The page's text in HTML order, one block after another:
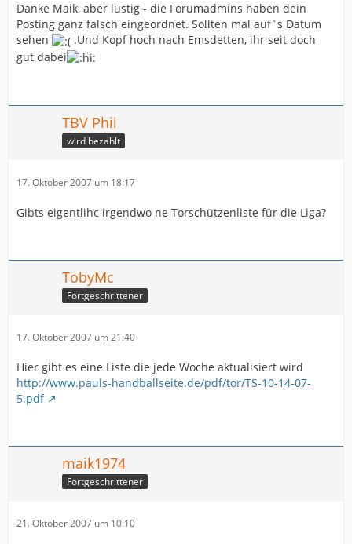
Danke Maik, aber lustig - die Forumadmins haben dein
Posting ganz falsch eingeordnet. Sollten mal auf`s Datum
sehen
.Und Kopf hoch nach Emsdetten, ihr seit doch
gut dabei
TBV Phil
wird bezahlt
17. Oktober 2007 um 18:17
Gibts eigentlihc irgendwo ne Torschützenliste für die Liga?
TobyMc
Fortgeschrittener
17. Oktober 2007 um 21:40
Hier gibt es eine Liste die jede Woche aktualisiert wird
http://www.pauls-handballseite.de/pdf/tor/TS-10-14-07-
5.pdf
maik1974
Fortgeschrittener
21. Oktober 2007 um 10:10